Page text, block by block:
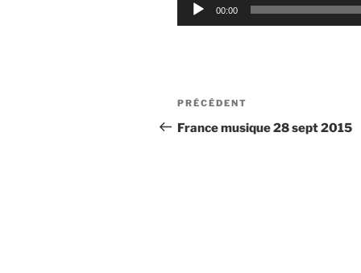
00:00
Navigation
de
Article
précédent
PRÉCÉDENT
France musique 28 sept 2015